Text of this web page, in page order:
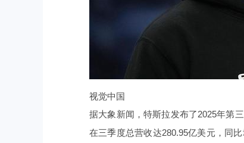
视觉中国
据大象新闻，特斯拉发布了2025年第
在三季度总营收达280.95亿美元，同